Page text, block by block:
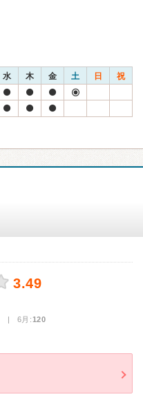
水 木 金 土 日 祝
3.49
| 6月:120